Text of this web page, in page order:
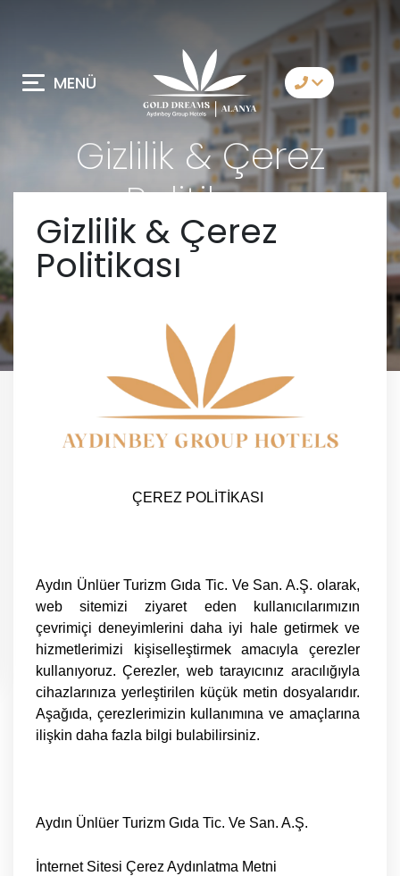
MENÜ
Bize Ulaşın
Whatsapp
Telegram
Messenger
Gizlilik & Çerez
Politikası
Gizlilik & Çerez
Politikası
ÇEREZ POLİTİKASI
Aydın Ünlüer Turizm Gıda Tic. Ve San. A.Ş. olarak,
web sitemizi ziyaret eden kullanıcılarımızın
çevrimiçi deneyimlerini daha iyi hale getirmek ve
hizmetlerimizi kişiselleştirmek amacıyla çerezler
kullanıyoruz. Çerezler, web tarayıcınız aracılığıyla
cihazlarınıza yerleştirilen küçük metin dosyalarıdır.
Aşağıda, çerezlerimizin kullanımına ve amaçlarına
ilişkin daha fazla bilgi bulabilirsiniz.
Aydın Ünlüer Turizm Gıda Tic. Ve San. A.Ş.
İnternet Sitesi Çerez Aydınlatma Metni